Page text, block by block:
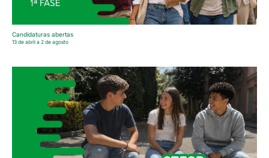
Candidaturas abertas
13 de abril a 2 de agosto